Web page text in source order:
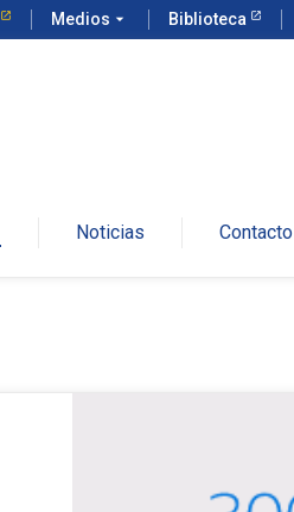
Medios arrow_drop_down Biblioteca
Noticias Contacto